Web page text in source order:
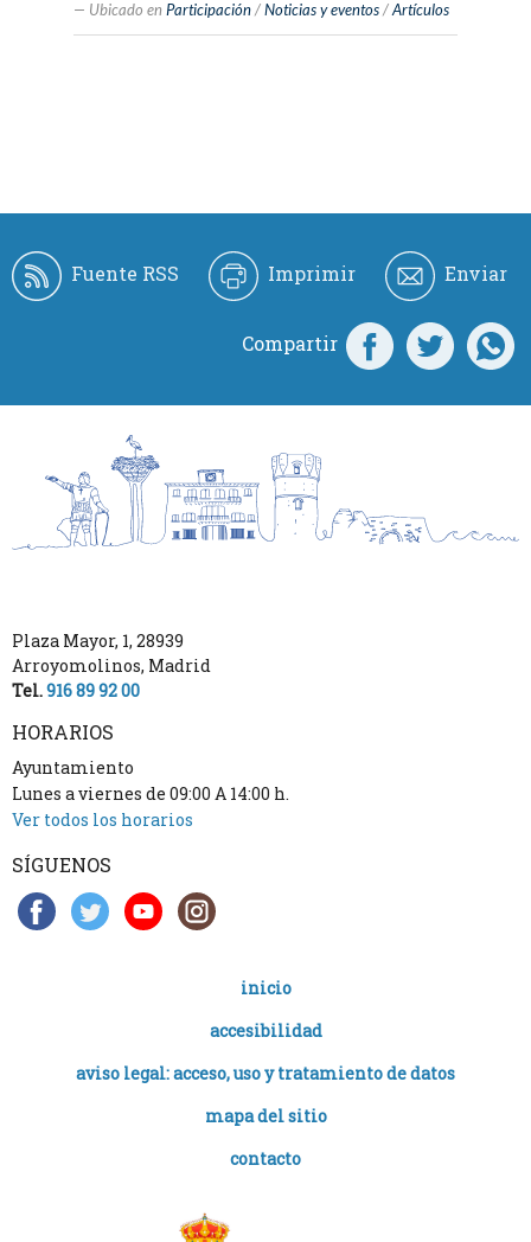
Ubicado en Participación /Noticias y eventos /Artículos
Fuente RSS Imprimir Enviar
Compartir
Plaza Mayor, 1, 28939
Arroyomolinos, Madrid
Tel.916 89 92 00
HORARIOS
Ayuntamiento
Lunes a viernes de 09:00 A 14:00 h.
Ver todos los horarios
SÍGUENOS
inicio
accesibilidad
aviso legal: acceso, uso y tratamiento de datos
mapa del sitio
contacto